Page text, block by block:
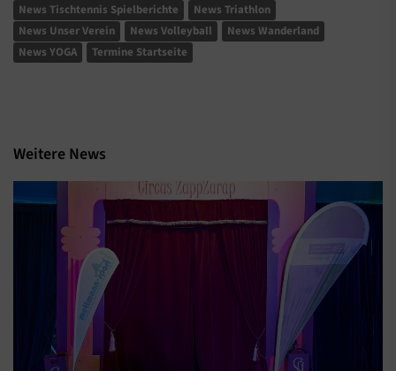
News Tischtennis Spielberichte
News Triathlon
News Unser Verein
News Volleyball
News Wanderland
News YOGA
Termine Startseite
Weitere News